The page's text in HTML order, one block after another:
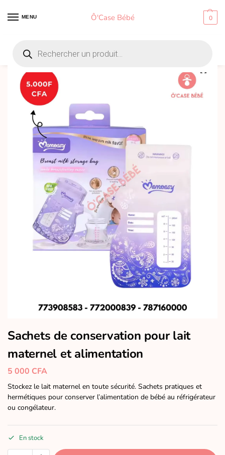
MENU Ô'Case Bébé 0
Sachets de conservation pour lait
maternel et alimentation
5 000 CFA
Stockez le lait maternel en toute sécurité. Sachets pratiques et
hermétiques pour conserver l’alimentation de bébé au réfrigérateur
ou congélateur.
En stock